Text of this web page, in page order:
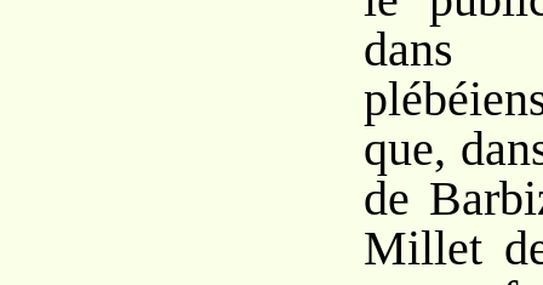
dans
que,
de
Millet